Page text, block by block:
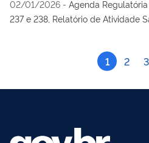
02/01/2026 - Agenda
237 e 238, Relatório de Atividade
1 2 3